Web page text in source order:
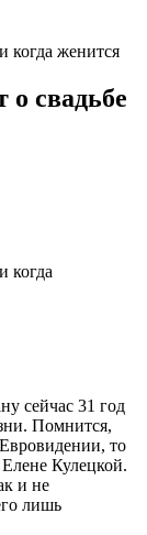
когда женится
о свадьбе
когда
сейчас 31 год
Помнится,
то
Кулецкой.
и не
лишь